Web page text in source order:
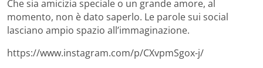
Che sia amicizia speciale o un grande amore, al
momento, non è dato saperlo. Le parole sui social
lasciano ampio spazio all’immaginazione.
https://www.instagram.com/p/CXvpmSgox-j/